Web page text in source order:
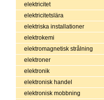
elektricitet
elektricitetslära
elektriska installationer
elektrokemi
elektromagnetisk strålning
elektroner
elektronik
elektronisk handel
elektronisk mobbning